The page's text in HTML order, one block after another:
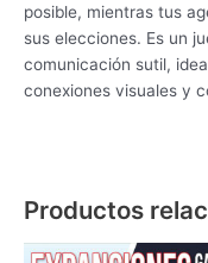
posible, mientras tus
sus elecciones. Es un
comunicación sutil,
conexiones visuales y
Productos